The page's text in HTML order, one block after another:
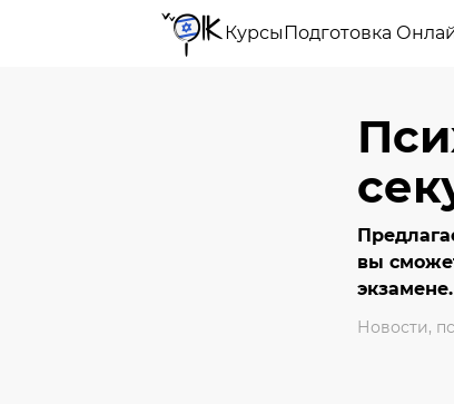
КурсыПодготовка
вы
экзамене.
Новости,